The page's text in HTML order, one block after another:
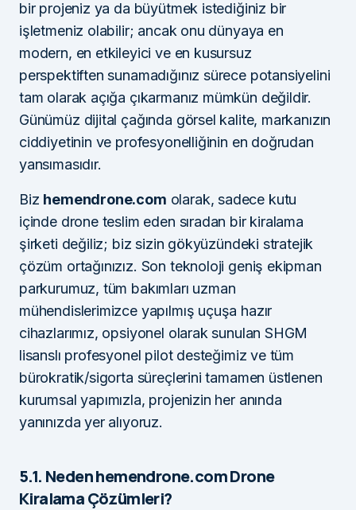
bir projeniz ya da büyütmek istediğiniz bir
işletmeniz olabilir; ancak onu dünyaya en
modern, en etkileyici ve en kusursuz
perspektiften sunamadığınız sürece potansiyelini
tam olarak açığa çıkarmanız mümkün değildir.
Günümüz dijital çağında görsel kalite, markanızın
ciddiyetinin ve profesyonelliğinin en doğrudan
yansımasıdır.
Biz hemendrone.com olarak, sadece kutu
içinde drone teslim eden sıradan bir kiralama
şirketi değiliz; biz sizin gökyüzündeki stratejik
çözüm ortağınızız. Son teknoloji geniş ekipman
parkurumuz, tüm bakımları uzman
mühendislerimizce yapılmış uçuşa hazır
cihazlarımız, opsiyonel olarak sunulan SHGM
lisanslı profesyonel pilot desteğimiz ve tüm
bürokratik/sigorta süreçlerini tamamen üstlenen
kurumsal yapımızla, projenizin her anında
yanınızda yer alıyoruz.
5.1. Neden hemendrone.com Drone
Kiralama Çözümleri?